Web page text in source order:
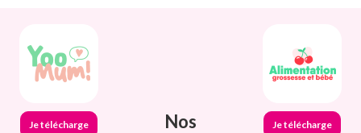
Je télécharge
Nos
Je télécharge